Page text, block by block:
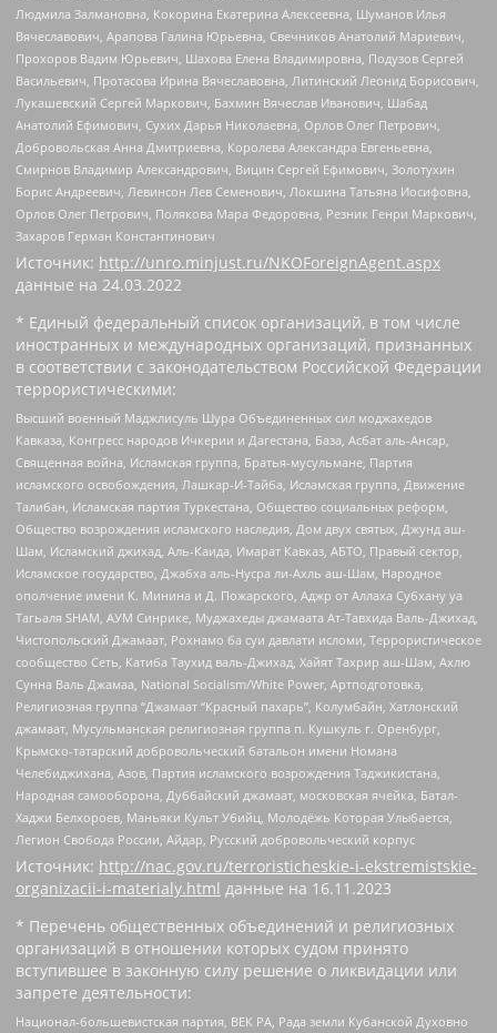
Людмила Залмановна, Кокорина Екатерина Алексеевна, Шуманов Илья
Вячеславович, Арапова Галина Юрьевна, Свечников Анатолий Мариевич,
Прохоров Вадим Юрьевич, Шахова Елена Владимировна, Подузов Сергей
Васильевич, Протасова Ирина Вячеславовна, Литинский Леонид Борисович,
Лукашевский Сергей Маркович, Бахмин Вячеслав Иванович, Шабад
Анатолий Ефимович, Сухих Дарья Николаевна, Орлов Олег Петрович,
Добровольская Анна Дмитриевна, Королева Александра Евгеньевна,
Смирнов Владимир Александрович, Вицин Сергей Ефимович, Золотухин
Борис Андреевич, Левинсон Лев Семенович, Локшина Татьяна Иосифовна,
Орлов Олег Петрович, Полякова Мара Федоровна, Резник Генри Маркович,
Захаров Герман Константинович
Источник: http://unro.minjust.ru/NKOForeignAgent.aspx
данные на 24.03.2022
* Единый федеральный список организаций, в том числе
иностранных и международных организаций, признанных
в соответствии с законодательством Российской Федерации
террористическими:
Высший военный Маджлисуль Шура Объединенных сил моджахедов
Кавказа, Конгресс народов Ичкерии и Дагестана, База, Асбат аль-Ансар,
Священная война, Исламская группа, Братья-мусульмане, Партия
исламского освобождения, Лашкар-И-Тайба, Исламская группа, Движение
Талибан, Исламская партия Туркестана, Общество социальных реформ,
Общество возрождения исламского наследия, Дом двух святых, Джунд аш-
Шам, Исламский джихад, Аль-Каида, Имарат Кавказ, АБТО, Правый сектор,
Исламское государство, Джабха аль-Нусра ли-Ахль аш-Шам, Народное
ополчение имени К. Минина и Д. Пожарского, Аджр от Аллаха Субхану уа
Тагьаля SHAM, АУМ Синрике, Муджахеды джамаата Ат-Тавхида Валь-Джихад,
Чистопольский Джамаат, Рохнамо ба суи давлати исломи, Террористическое
сообщество Сеть, Катиба Таухид валь-Джихад, Хайят Тахрир аш-Шам, Ахлю
Сунна Валь Джамаа, National Socialism/White Power, Артподготовка,
Религиозная группа “Джамаат “Красный пахарь”, Колумбайн, Хатлонский
джамаат, Мусульманская религиозная группа п. Кушкуль г. Оренбург,
Крымско-татарский добровольческий батальон имени Номана
Челебиджихана, Азов, Партия исламского возрождения Таджикистана,
Народная самооборона, Дуббайский джамаат, московская ячейка, Батал-
Хаджи Белхороев, Маньяки Культ Убийц, Молодёжь Которая Улыбается,
Легион Свобода России, Айдар, Русский добровольческий корпус
Источник: http://nac.gov.ru/terroristicheskie-i-ekstremistskie-
organizacii-i-materialy.html данные на 16.11.2023
* Перечень общественных объединений и религиозных
организаций в отношении которых судом принято
вступившее в законную силу решение о ликвидации или
запрете деятельности:
Национал-большевистская партия, ВЕК РА, Рада земли Кубанской Духовно